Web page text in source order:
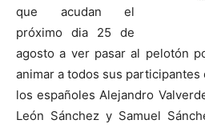
que acudan el
próximo dia 25 de
agosto a ver pasar al pelotón
animar a todos sus
los españoles Alejandro
León Sánchez y Samuel